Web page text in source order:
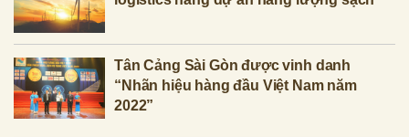
Tân Cảng Sài Gòn được vinh danh
“Nhãn hiệu hàng đầu Việt Nam năm
2022”